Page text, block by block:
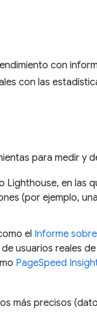
con
con las
para medir y
Lighthouse, en las
(por ejemplo,
el Informe
usuarios reales
PageSpeed
más precisos